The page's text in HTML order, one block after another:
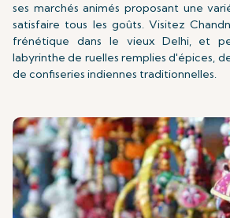
ses marchés animés proposant une
satisfaire tous les goûts. Visitez
frénétique dans le vieux Delhi, et
labyrinthe de ruelles remplies d'épices,
de confiseries indiennes traditionnelles.